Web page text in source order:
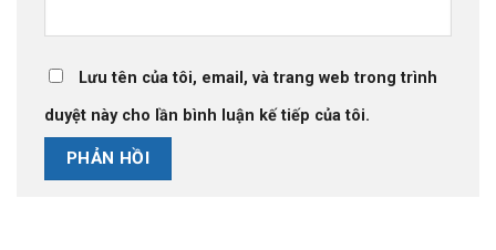
Lưu tên của tôi, email, và trang web trong trình
duyệt này cho lần bình luận kế tiếp của tôi.